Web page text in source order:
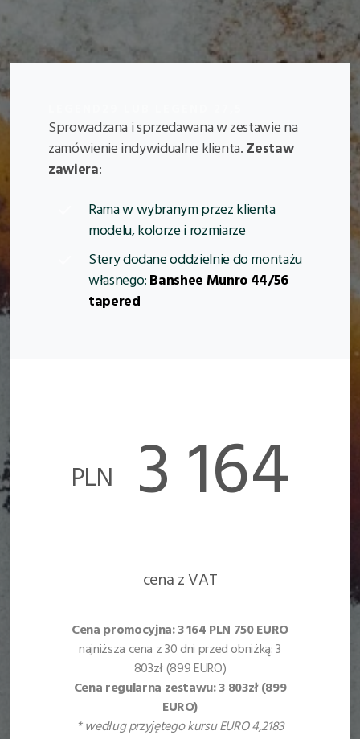
Sprowadzana i sprzedawana w zestawie na
zamówienie indywidualne klienta.Zestaw
zawiera:
Rama w wybranym przez klienta
modelu, kolorze i rozmiarze
Stery dodane oddzielnie do montażu
własnego:Banshee Munro 44/56
tapered
PLN 3 164
cena z VAT
Cena promocyjna:3 164 PLN 750 EURO
najniższa cena z 30 dni przed obniżką: 3
803zł (899 EURO)
Cena regularna zestawu:3 803zł (899
EURO)
* według przyjętego kursu EURO 4,2183